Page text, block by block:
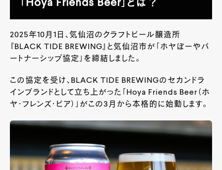
「Hoya Friends Beer」とは？
2025年10月1日、気仙沼のクラフトビール醸造所
『BLACK TIDE BREWING』と気仙沼市が「ホヤぼーやパ
ートナーシップ協定」を締結しました。
この協定を受け、BLACK TIDE BREWINGのセカンドラ
インブランドとして立ち上がった「Hoya Friends Beer（ホ
ヤ・フレンズ・ビア）」がこの3月から本格的に始動します。